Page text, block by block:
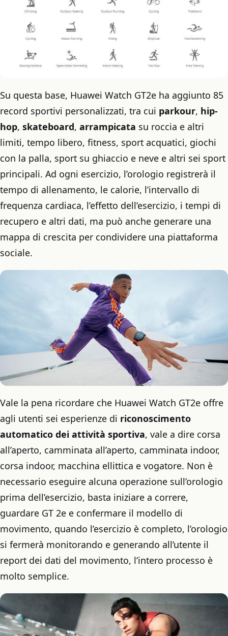
Su questa base, Huawei Watch GT2e ha aggiunto 85
record sportivi personalizzati, tra cui parkour, hip-
hop, skateboard, arrampicata su roccia e altri
limiti, tempo libero, fitness, sport acquatici, giochi
con la palla, sport su ghiaccio e neve e altri sei sport
principali. Ad ogni esercizio, l’orologio registrerà il
tempo di allenamento, le calorie, l’intervallo di
frequenza cardiaca, l’effetto dell’esercizio, i tempi di
recupero e altri dati, ma può anche generare una
mappa di crescita per condividere una piattaforma
sociale.
Vale la pena ricordare che Huawei Watch GT2e offre
agli utenti sei esperienze di riconoscimento
automatico dei attività sportiva, vale a dire corsa
all’aperto, camminata all’aperto, camminata indoor,
corsa indoor, macchina ellittica e vogatore. Non è
necessario eseguire alcuna operazione sull’orologio
prima dell’esercizio, basta iniziare a correre,
guardare GT 2e e confermare il modello di
movimento, quando l’esercizio è completo, l’orologio
si fermerà monitorando e generando all’utente il
report dei dati del movimento, l’intero processo è
molto semplice.